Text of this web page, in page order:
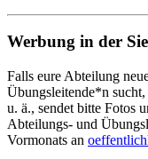
Werbung in der
Falls eure Abteilung
Übungsleitende*n
u. ä., sendet bitte Fotos
Abteilungs- und
Vormonats an